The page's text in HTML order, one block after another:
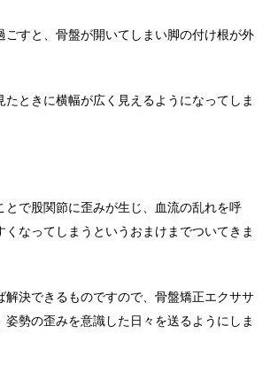
ごすと、骨盤が開いてしまい脚の付け根が外
たときに横幅が広く見えるようになってしま
とで股関節に歪みが生じ、血流の乱れを呼
くなってしまうというおまけまでついてきま
解決できるものですので、骨盤矯正エクササ
姿勢の歪みを意識した日々を送るようにしま